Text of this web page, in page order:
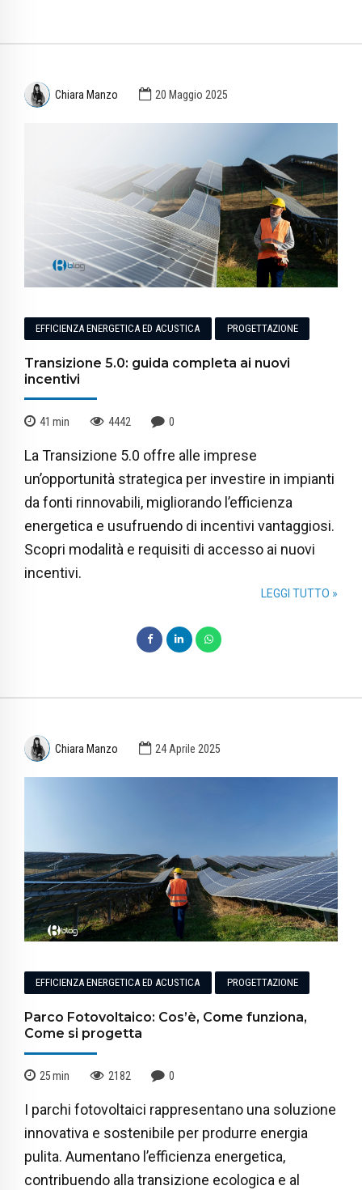
Chiara Manzo 20 Maggio 2025
EFFICIENZA ENERGETICA ED ACUSTICA PROGETTAZIONE
Transizione 5.0: guida completa ai nuovi
incentivi
41 min 4442 0
La Transizione 5.0 offre alle imprese
un’opportunità strategica per investire in impianti
da fonti rinnovabili, migliorando l’efficienza
energetica e usufruendo di incentivi vantaggiosi.
Scopri modalità e requisiti di accesso ai nuovi
incentivi.
LEGGI TUTTO »
Chiara Manzo 24 Aprile 2025
EFFICIENZA ENERGETICA ED ACUSTICA PROGETTAZIONE
Parco Fotovoltaico: Cos’è, Come funziona,
Come si progetta
25min 2182 0
I parchi fotovoltaici rappresentano una soluzione
innovativa e sostenibile per produrre energia
pulita. Aumentano l’efficienza energetica,
contribuendo alla transizione ecologica e al